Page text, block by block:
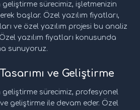
geliştirme sürecimiz, işletmenizin
başlar. Özel yazılım fiyatları,
ve özel yazılım projesi bu analiz
yazılım fiyatları konusunda
sunuyoruz.
ve Geliştirme
geliştirme sürecimiz, profesyonel
ve geliştirme ile devam eder. Özel